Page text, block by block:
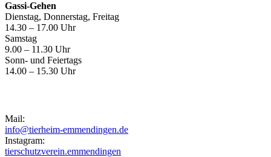
Gassi-Gehen
Dienstag, Donnerstag, Freitag
14.30 – 17.00 Uhr
Samstag
9.00 – 11.30 Uhr
Sonn- und Feiertags
14.00 – 15.30 Uhr
Mail:
info@tierheim-emmendingen.de
Instagram:
tierschutzverein.emmendingen